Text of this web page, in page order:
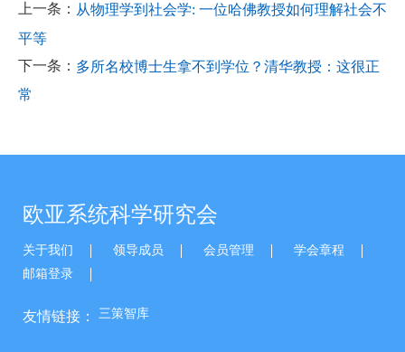
上一条： 从物理学到社会学: 一位哈佛教授如何理解社会不
平等
下一条： 多所名校博士生拿不到学位？清华教授：这很正
常
欧亚系统科学研究会
关于我们 领导成员 会员管理
学会章程
邮箱登录
友情链接： 三策智库